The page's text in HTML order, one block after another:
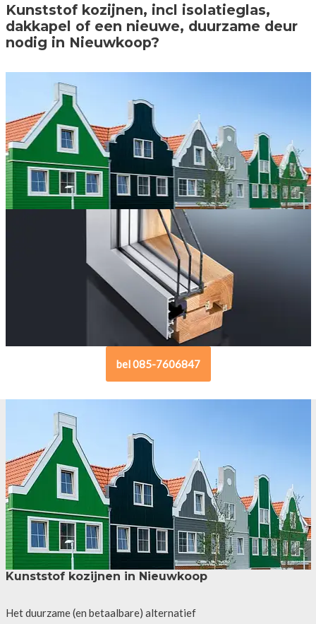
Kunststof kozijnen, incl isolatieglas,
dakkapel of een nieuwe, duurzame deur
nodig in Nieuwkoop?
bel 085-7606847
Kunststof kozijnen in Nieuwkoop
Het duurzame (en betaalbare) alternatief